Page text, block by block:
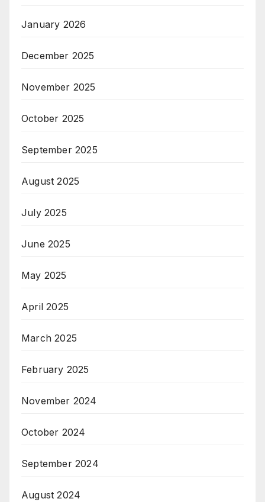
January 2026
December 2025
November 2025
October 2025
September 2025
August 2025
July 2025
June 2025
May 2025
April 2025
March 2025
February 2025
November 2024
October 2024
September 2024
August 2024